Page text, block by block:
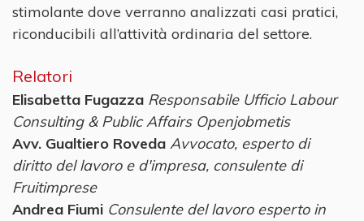
stimolante dove verranno analizzati casi pratici,
riconducibili all’attività ordinaria del settore.
Relatori
Elisabetta Fugazza Responsabile Ufficio Labour
Consulting & Public Affairs Openjobmetis
Avv. Gualtiero Roveda Avvocato, esperto di
diritto del lavoro e d'impresa, consulente di
Fruitimprese
Andrea Fiumi Consulente del lavoro esperto in